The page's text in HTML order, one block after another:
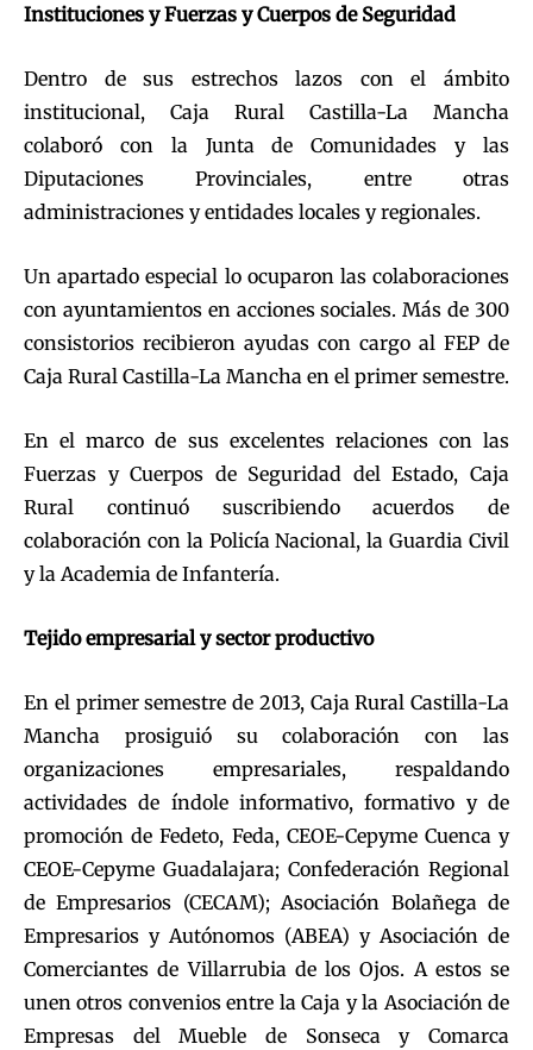
Instituciones y Fuerzas y Cuerpos de Seguridad
Dentro de sus estrechos lazos con el ámbito
institucional, Caja Rural Castilla-La Mancha
colaboró con la Junta de Comunidades y las
Diputaciones Provinciales, entre otras
administraciones y entidades locales y regionales.
Un apartado especial lo ocuparon las colaboraciones
con ayuntamientos en acciones sociales. Más de 300
consistorios recibieron ayudas con cargo al FEP de
Caja Rural Castilla-La Mancha en el primer semestre.
En el marco de sus excelentes relaciones con las
Fuerzas y Cuerpos de Seguridad del Estado, Caja
Rural continuó suscribiendo acuerdos de
colaboración con la Policía Nacional, la Guardia Civil
y la Academia de Infantería.
Tejido empresarial y sector productivo
En el primer semestre de 2013, Caja Rural Castilla-La
Mancha prosiguió su colaboración con las
organizaciones empresariales, respaldando
actividades de índole informativo, formativo y de
promoción de Fedeto, Feda, CEOE-Cepyme Cuenca y
CEOE-Cepyme Guadalajara; Confederación Regional
de Empresarios (CECAM); Asociación Bolañega de
Empresarios y Autónomos (ABEA) y Asociación de
Comerciantes de Villarrubia de los Ojos. A estos se
unen otros convenios entre la Caja y la Asociación de
Empresas del Mueble de Sonseca y Comarca